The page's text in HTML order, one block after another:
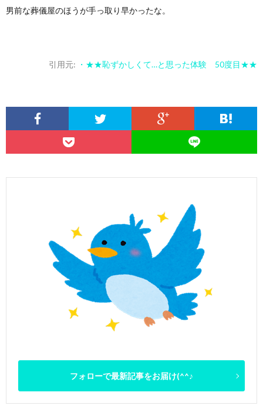
男前な葬儀屋のほうが手っ取り早かったな。
引用元: ・★★恥ずかしくて…と思った体験 50度目★★
フォローで最新記事をお届け(^^♪